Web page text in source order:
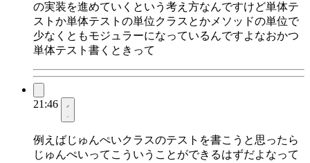
の実装を進めていくという考え方なんですけど単体テ
ストか単体テストの単位クラスとかメソッドの単位で
少なくともモジュラーになっているんですよなおかつ
単体テスト書くときって
21:46
例えばじゅんぺいクラスのテストを書こうと思ったら
じゅんぺいってこういうことができるはずだよなって